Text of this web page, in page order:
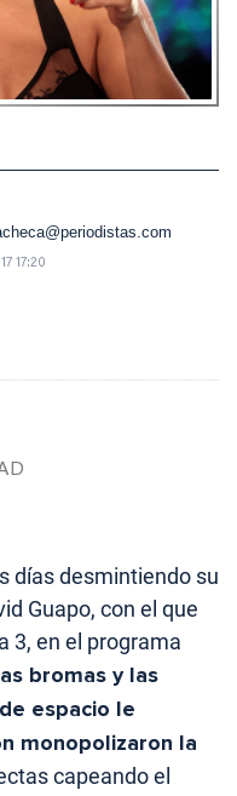
17:20
días desmintiendo su
Guapo, con el que
3, en el programa
bromas y las
espacio le
monopolizaron la
capeando el